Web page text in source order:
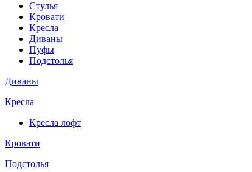
Стулья
Кровати
Кресла
Диваны
Пуфы
Подстолья
Диваны
Кресла
Кресла лофт
Кровати
Подстолья